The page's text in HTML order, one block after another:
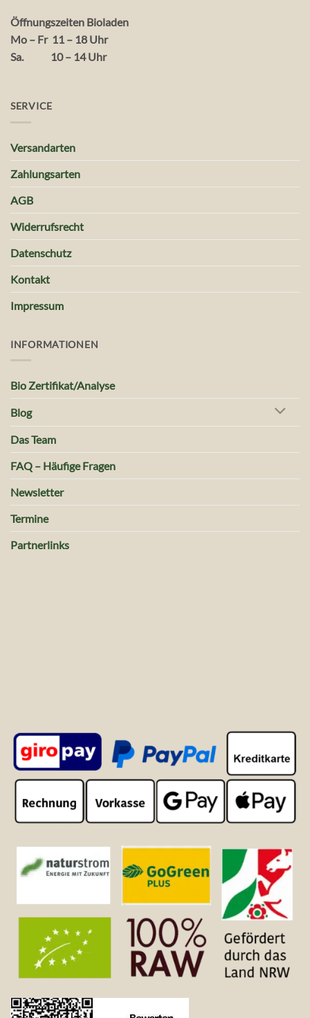
Öffnungszeiten Bioladen
Mo – Fr 11 – 18 Uhr
Sa. 10 – 14 Uhr
SERVICE
Versandarten
Zahlungsarten
AGB
Widerrufsrecht
Datenschutz
Kontakt
Impressum
INFORMATIONEN
Bio Zertifikat/Analyse
Blog
Das Team
FAQ – Häufige Fragen
Newsletter
Termine
Partnerlinks